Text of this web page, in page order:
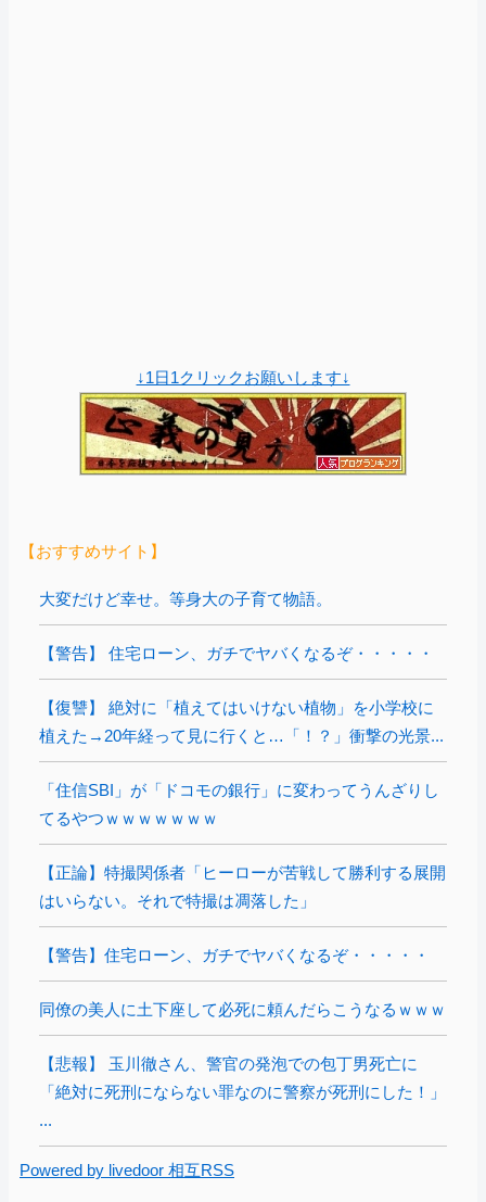
↓1日1クリックお願いします↓
【おすすめサイト】
大変だけど幸せ。等身大の子育て物語。
【警告】 住宅ローン、ガチでヤバくなるぞ・・・・・
【復讐】 絶対に「植えてはいけない植物」を小学校に
植えた→20年経って見に行くと…「！？」衝撃の光景...
「住信SBI」が「ドコモの銀行」に変わってうんざりし
てるやつｗｗｗｗｗｗｗ
【正論】特撮関係者「ヒーローが苦戦して勝利する展開
はいらない。それで特撮は凋落した」
【警告】住宅ローン、ガチでヤバくなるぞ・・・・・
同僚の美人に土下座して必死に頼んだらこうなるｗｗｗ
【悲報】 玉川徹さん、警官の発泡での包丁男死亡に
「絶対に死刑にならない罪なのに警察が死刑にした！」
...
Powered by livedoor 相互RSS